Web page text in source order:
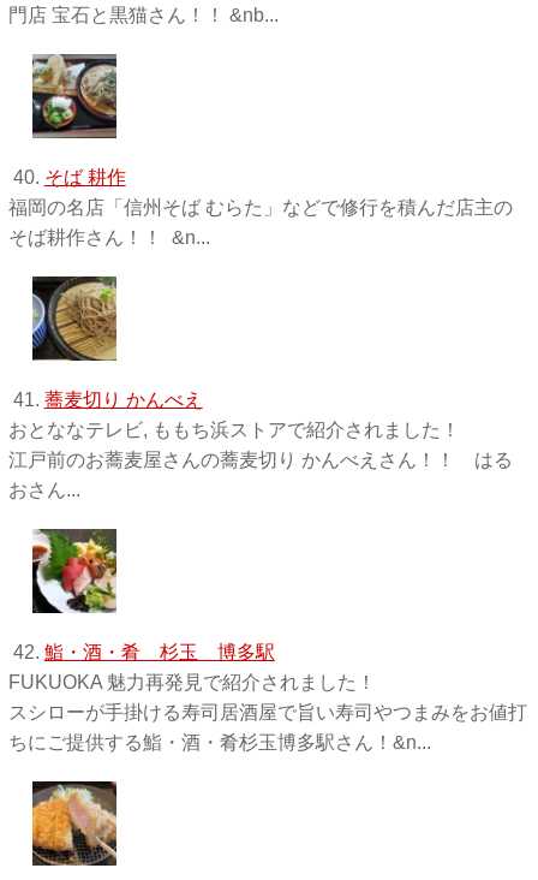
門店 宝石と黒猫さん！！ &nb...
40. そば 耕作
福岡の名店「信州そば むらた」などで修行を積んだ店主の
そば耕作さん！！ &n...
41. 蕎麦切り かんべえ
おとななテレビ, ももち浜ストアで紹介されました！
江戸前のお蕎麦屋さんの蕎麦切り かんべえさん！！ はる
おさん...
42. 鮨・酒・肴 杉玉 博多駅
FUKUOKA 魅力再発見で紹介されました！
スシローが手掛ける寿司居酒屋で旨い寿司やつまみをお値打
ちにご提供する鮨・酒・肴杉玉博多駅さん！&n...